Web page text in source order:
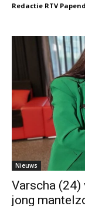
Redactie RTV
Nieuws
Varscha
jong